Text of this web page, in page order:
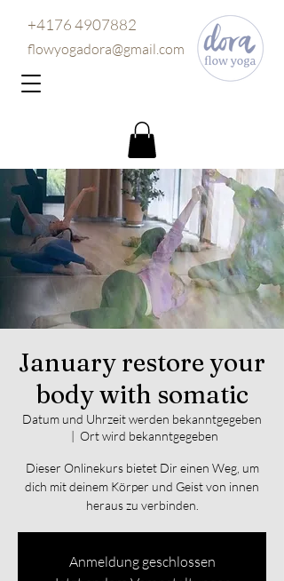
flowyogadora@gmail.com
+4176 4907882
January restore your
body with somatic
Datum und Uhrzeit werden bekanntgegeben
  |
Ort wird bekanntgegeben
Dieser Onlinekurs bietet Dir einen Weg, um
dich mit deinem Körper und Geist von innen
heraus zu verbinden.
Anmeldung geschlossen